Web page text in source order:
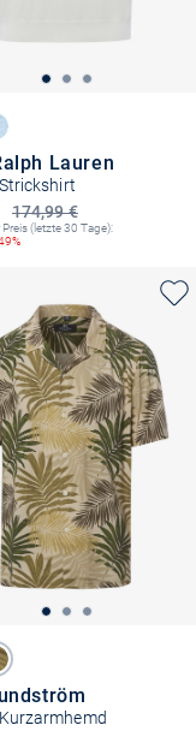
Lauren
174,99 €
Preis
(letzte 30 Tage):